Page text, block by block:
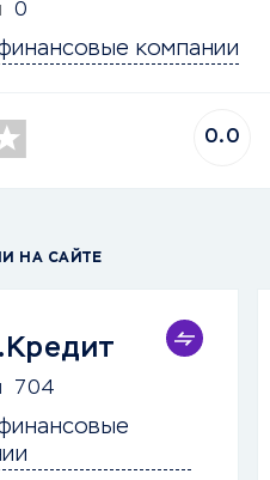
0
компании
0.0
НА САЙТЕ
704